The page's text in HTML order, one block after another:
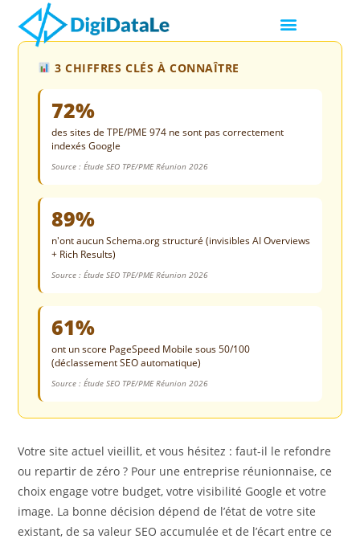
3 CHIFFRES CLÉS À CONNAÎTRE
72%
des sites de TPE/PME 974 ne sont pas correctement
indexés Google
Source : Étude SEO TPE/PME Réunion 2026
89%
n'ont aucun Schema.org structuré (invisibles AI Overviews
+ Rich Results)
Source : Étude SEO TPE/PME Réunion 2026
61%
ont un score PageSpeed Mobile sous 50/100
(déclassement SEO automatique)
Source : Étude SEO TPE/PME Réunion 2026
Votre site actuel vieillit, et vous hésitez : faut-il le refondre
ou repartir de zéro ? Pour une entreprise réunionnaise, ce
choix engage votre budget, votre visibilité Google et votre
image. La bonne décision dépend de l’état de votre site
existant, de sa valeur SEO accumulée et de l’écart entre ce